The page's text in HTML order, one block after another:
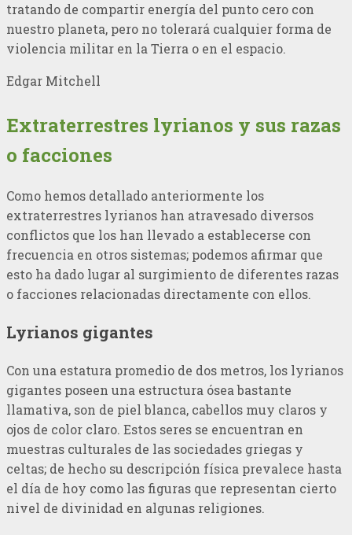
tratando de compartir energía del punto cero con
nuestro planeta, pero no tolerará cualquier forma de
violencia militar en la Tierra o en el espacio.
Edgar Mitchell
Extraterrestres lyrianos y sus razas
o facciones
Como hemos detallado anteriormente los
extraterrestres lyrianos han atravesado diversos
conflictos que los han llevado a establecerse con
frecuencia en otros sistemas; podemos afirmar que
esto ha dado lugar al surgimiento de diferentes razas
o facciones relacionadas directamente con ellos.
Lyrianos gigantes
Con una estatura promedio de dos metros, los lyrianos
gigantes poseen una estructura ósea bastante
llamativa, son de piel blanca, cabellos muy claros y
ojos de color claro. Estos seres se encuentran en
muestras culturales de las sociedades griegas y
celtas; de hecho su descripción física prevalece hasta
el día de hoy como las figuras que representan cierto
nivel de divinidad en algunas religiones.